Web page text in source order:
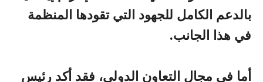
بالدعم الكامل للجهود التي تقودها المنظمة
في هذا الجانب.
أما في مجال التعاون الدولي، فقد أكد رئيس